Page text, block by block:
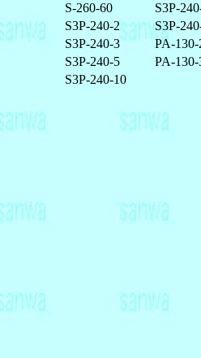
S-260-60
S3P-
S3P-240-2
S3P-
S3P-240-3
PA-130-
S3P-240-5
PA-130-
S3P-240-10